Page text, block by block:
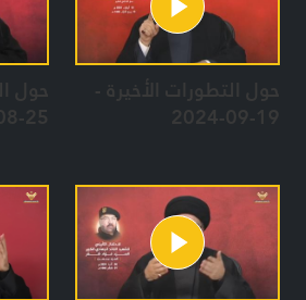
حول التطورات الأخيرة -
19-09-2024
حول
25-08-2024